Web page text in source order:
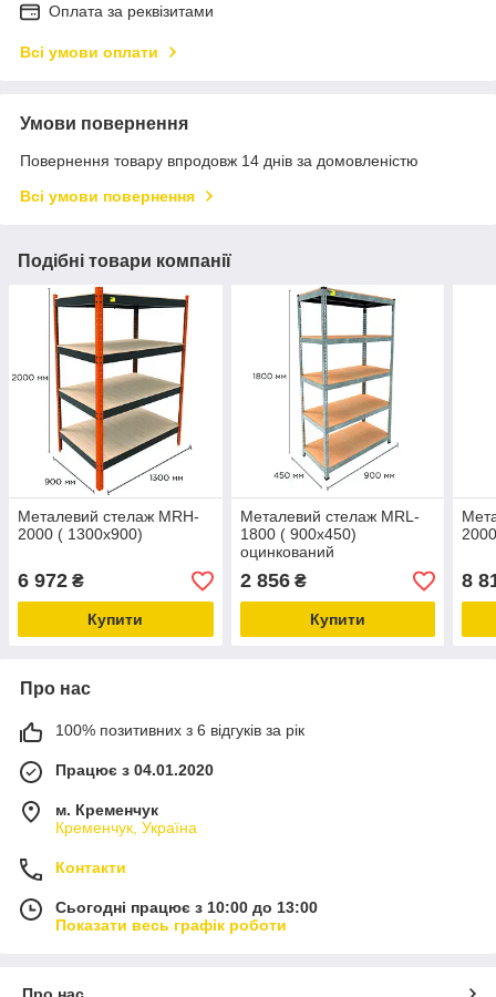
Оплата за реквізитами
Всі умови оплати
Умови повернення
Повернення товару впродовж 14 днів за домовленістю
Всі умови повернення
Подібні товари компанії
Металевий стелаж MRH-
2000 ( 1300x900)
6 972 ₴
Купити
Металевий стелаж MRL-
1800 ( 900x450)
оцинкований
2 856₴
Купити
8
Про нас
100% позитивних з 6 відгуків за рік
Працює з 04.01.2020
м. Кременчук
Кременчук, Україна
Контакти
Сьогодні працює з 10:00 до 13:00
Показати весь графік роботи